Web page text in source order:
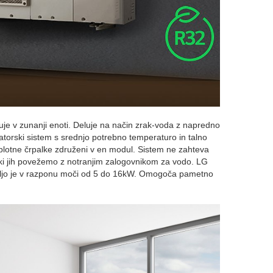
v zunanji enoti. Deluje na način zrak-voda z napredno
sistem s srednjo potrebno temperaturo in talno
črpalke združeni v en modul. Sistem ne zahteva
jih povežemo z notranjim zalogovnikom za vodo. LG
je v razponu moči od 5 do 16kW. Omogoča pametno